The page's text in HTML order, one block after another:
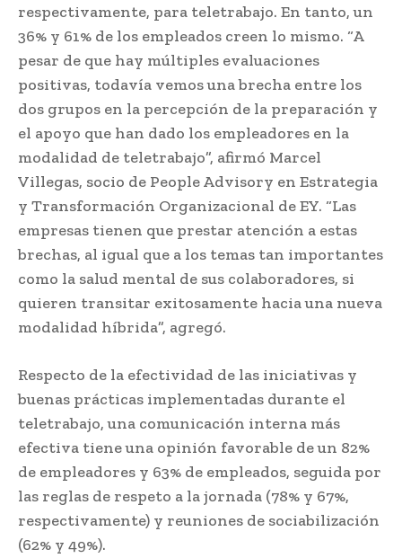
respectivamente, para teletrabajo. En tanto, un
36% y 61% de los empleados creen lo mismo. “A
pesar de que hay múltiples evaluaciones
positivas, todavía vemos una brecha entre los
dos grupos en la percepción de la preparación y
el apoyo que han dado los empleadores en la
modalidad de teletrabajo”, afirmó Marcel
Villegas, socio de People Advisory en Estrategia
y Transformación Organizacional de EY. “Las
empresas tienen que prestar atención a estas
brechas, al igual que a los temas tan importantes
como la salud mental de sus colaboradores, si
quieren transitar exitosamente hacia una nueva
modalidad híbrida”, agregó.
Respecto de la efectividad de las iniciativas y
buenas prácticas implementadas durante el
teletrabajo, una comunicación interna más
efectiva tiene una opinión favorable de un 82%
de empleadores y 63% de empleados, seguida por
las reglas de respeto a la jornada (78% y 67%,
respectivamente) y reuniones de sociabilización
(62% y 49%).